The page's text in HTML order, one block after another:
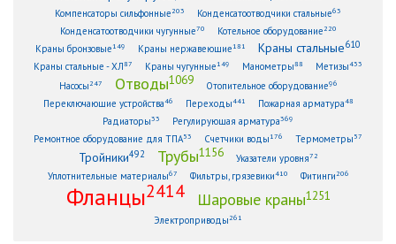
Компенсаторы сильфонные203 Конденсатоотводчики стальные63
Конденсатоотводчики чугунные70 Котельное оборудование220
Краны бронзовые149 Краны нержавеющие181 Краны стальные610
Краны стальные - ХЛ87 Краны чугунные149 Манометры88 Метизы433
Насосы247 Отводы1069 Отопительное оборудование96
Переключающие устройства46 Переходы441 Пожарная арматура48
Радиаторы33 Регулирующая арматура369
Ремонтное оборудование для ТПА53 Счетчики воды176 Термометры 57
Тройники492 Трубы1156 Указатели уровня72
Уплотнительные материалы67 Фильтры, грязевики410 Фитинги206
Фланцы2414 Шаровые краны1251
Электроприводы261